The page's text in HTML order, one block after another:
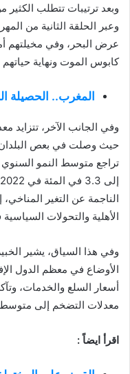
وبعد ترتيبات تتطلب الكثير
وعبر الحلقة الثانية من
عرض البحر، وفي مخيلتهم
كابوس الموت ونهاية حياتهم
المغرب.. الحصيلة
وفي الجانب الآخر، تتزايد
الناجمة عن التغير
الأهلية والتحولات
وفي هذا السياق، يشير
أسعار السلع والخدمات،
معدلات التضخم إلى متوسط 14.5 في المئة.
اقرأ ايضاً :